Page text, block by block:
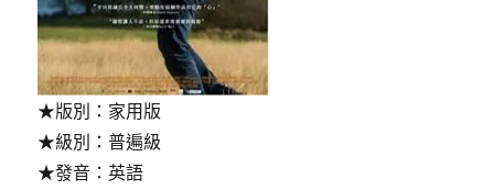
★版別：家用版
★級別：普遍級
★發音：英語